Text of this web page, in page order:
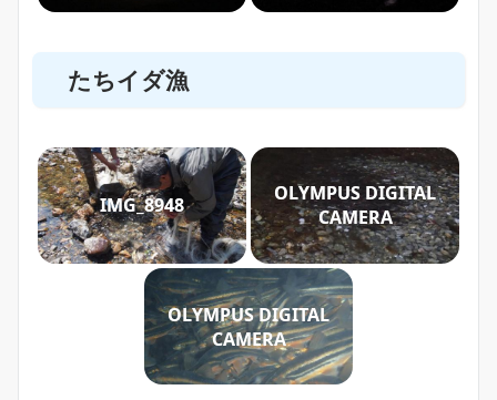
たちイダ漁
IMG_8948
OLYMPUS DIGITAL
CAMERA
OLYMPUS DIGITAL
CAMERA